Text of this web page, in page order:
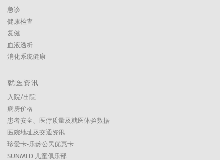
急诊
健康检查
复健
血液透析
消化系统健康
就医资讯
入院/出院
病房价格
患者安全、医疗质量及就医体验数据
医院地址及交通资讯
珍爱卡-乐龄公民优惠卡
SUNMED 儿童俱乐部